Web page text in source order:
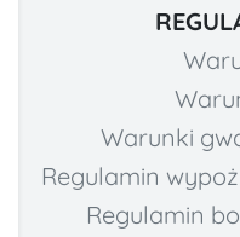
Warunki
Regulamin
Regulamin